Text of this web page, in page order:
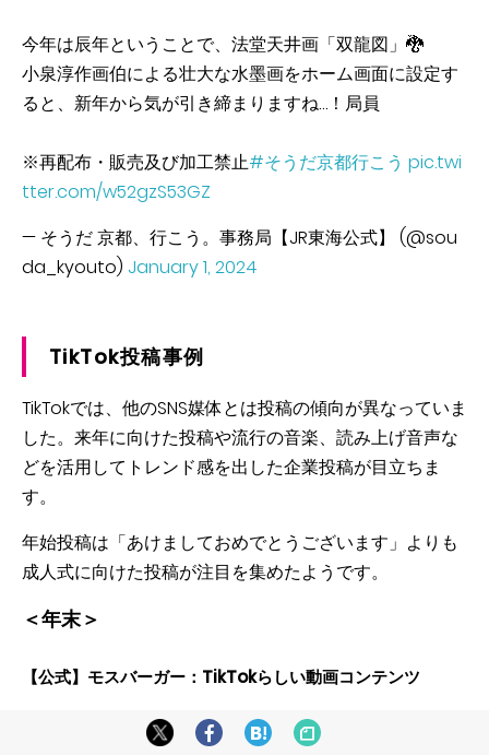
今年は辰年ということで、法堂天井画「双龍図」🐉
小泉淳作画伯による壮大な水墨画をホーム画面に設定す
ると、新年から気が引き締まりますね…！局員
※再配布・販売及び加工禁止#そうだ京都行こう pic.twi
tter.com/w52gzS53GZ
— そうだ 京都、行こう。事務局【JR東海公式】 (@sou
da_kyouto) January 1, 2024
TikTok投稿事例
TikTokでは、他のSNS媒体とは投稿の傾向が異なっていま
した。来年に向けた投稿や流行の音楽、読み上げ音声な
どを活用してトレンド感を出した企業投稿が目立ちま
す。
年始投稿は「あけましておめでとうございます」よりも
成人式に向けた投稿が注目を集めたようです。
＜年末＞
【公式】モスバーガー：TikTokらしい動画コンテンツ
モスバーガー投稿に注目したいのは、他媒体とは異なる